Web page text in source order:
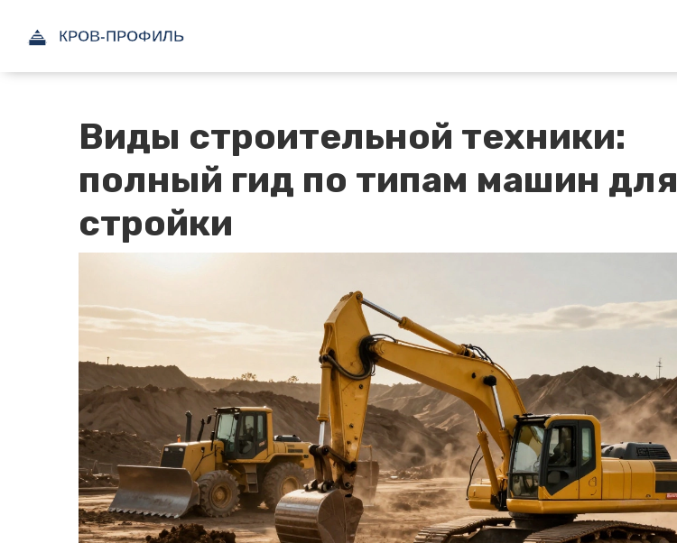
Виды строительной техники:
полный гид по типам машин для
стройки